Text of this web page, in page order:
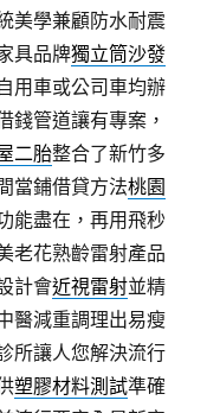
美學兼顧防水耐震
具品牌獨立筒沙發
用車或公司車均辦
錢管道讓有專案，
二胎整合了新竹多
當鋪借貸方法桃園
能盡在，再用飛秒
老花熟齡雷射產品
計會近視雷射並精
醫減重調理出易瘦
所讓人您解決流行
塑膠材料測試準確